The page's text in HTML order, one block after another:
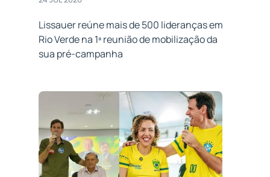
Lissauer reúne mais de 500 lideranças em
Rio Verde na 1ª reunião de mobilização da
sua pré-campanha